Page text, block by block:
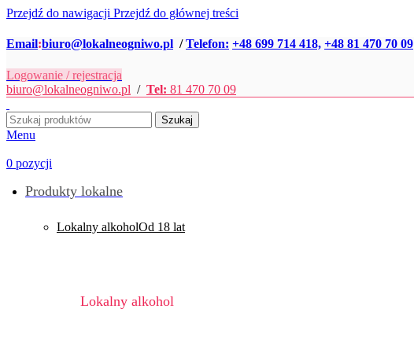
Przejdź do nawigacji Przejdź do głównej treści
Email:biuro@lokalneogniwo.pl / Telefon: +48 699 714 418, +48 81 470 70 09
Logowanie / rejestracja
biuro@lokalneogniwo.pl / Tel: 81 470 70 09
Szukaj
Menu
0 pozycji
Produkty lokalne
Lokalny alkoholOd 18 lat
Lokalny alkohol